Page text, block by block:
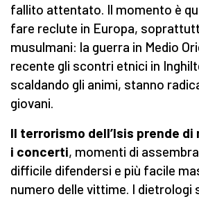
fallito attentato. Il momento è
fare reclute in Europa,
musulmani: la guerra in Medio
recente gli scontri etnici in
scaldando gli animi, stanno
giovani.
Il terrorismo dell’Isis prende
i concerti, momenti di
difficile difendersi e più facile
numero delle vittime. I dietrologi